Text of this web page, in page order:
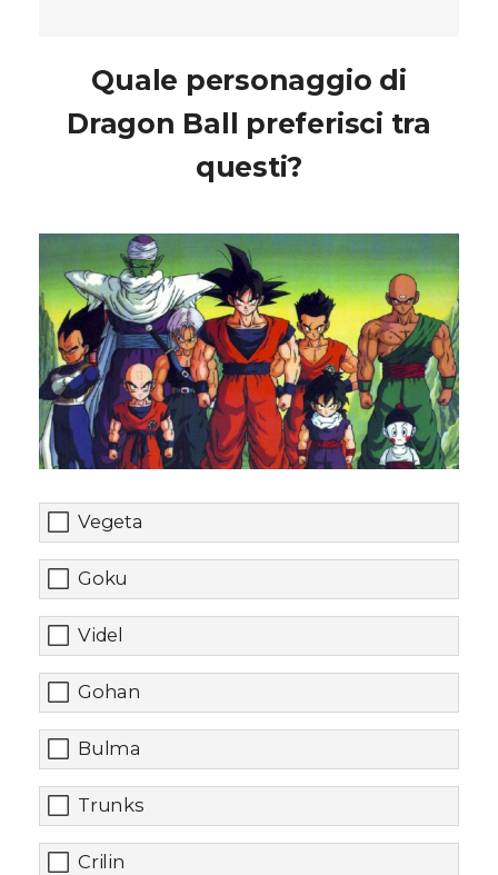
Quale personaggio di
Dragon Ball preferisci tra
questi?
Vegeta
Goku
Videl
Gohan
Bulma
Trunks
Crilin